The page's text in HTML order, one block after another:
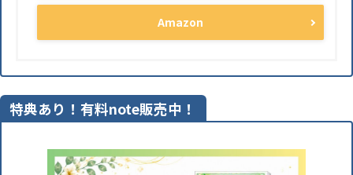
Amazon
特典あり！有料note販売中！